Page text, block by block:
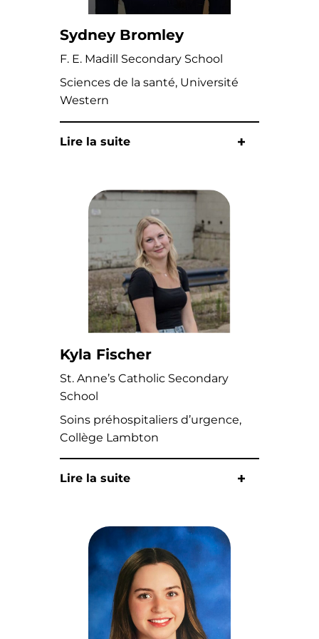
Sydney Bromley
F. E. Madill Secondary School
Sciences de la santé, Université
Western
Lire la suite
Kyla Fischer
St. Anne’s Catholic Secondary
School
Soins préhospitaliers d’urgence,
Collège Lambton
Lire la suite